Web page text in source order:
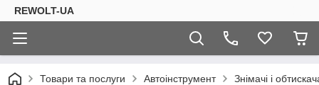
REWOLT-UA
Товари та послуги Автоінструмент Знімачі і